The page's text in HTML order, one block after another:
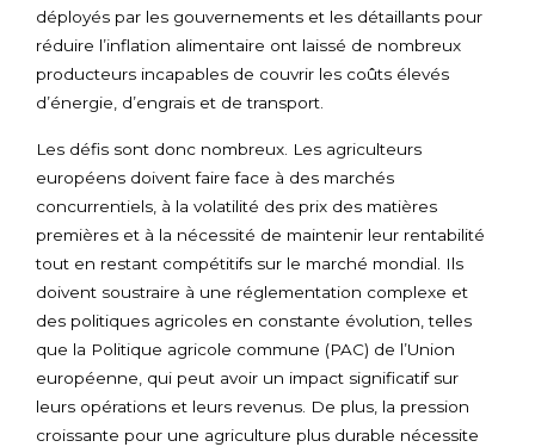
déployés par les gouvernements et les détaillants pour
réduire l’inflation alimentaire ont laissé de nombreux
producteurs incapables de couvrir les coûts élevés
d’énergie, d’engrais et de transport.
Les défis sont donc nombreux. Les agriculteurs
européens doivent faire face à des marchés
concurrentiels, à la volatilité des prix des matières
premières et à la nécessité de maintenir leur rentabilité
tout en restant compétitifs sur le marché mondial. Ils
doivent soustraire à une réglementation complexe et
des politiques agricoles en constante évolution, telles
que la Politique agricole commune (PAC) de l’Union
européenne, qui peut avoir un impact significatif sur
leurs opérations et leurs revenus. De plus, la pression
croissante pour une agriculture plus durable nécessite